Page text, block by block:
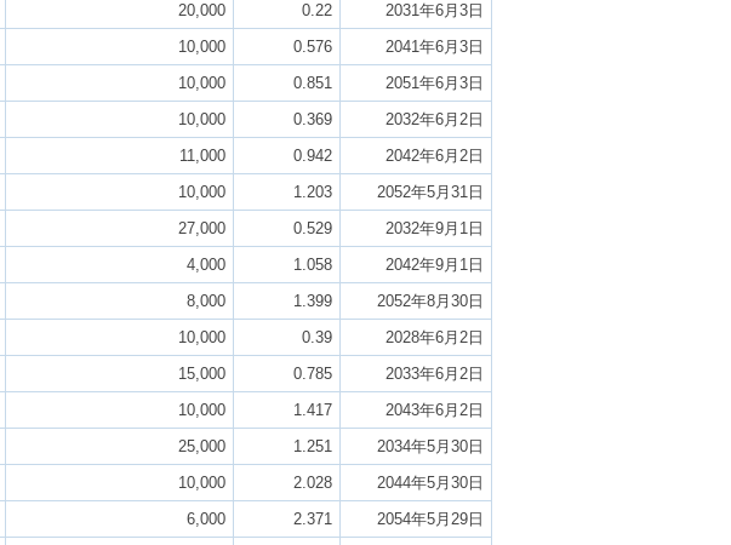
20,000 0.22
2031年6月3日
10,000 0.576
2041年6月3日
10,000 0.851
2051年6月3日
10,000 0.369
2032年6月2日
11,000 0.942
2042年6月2日
10,000 1.203
2052年5月31日
27,000 0.529
2032年9月1日
4,000 1.058
2042年9月1日
8,000 1.399
2052年8月30日
10,000 0.39
2028年6月2日
15,000 0.785
2033年6月2日
10,000 1.417
2043年6月2日
25,000 1.251
2034年5月30日
10,000 2.028
2044年5月30日
6,000 2.371
2054年5月29日